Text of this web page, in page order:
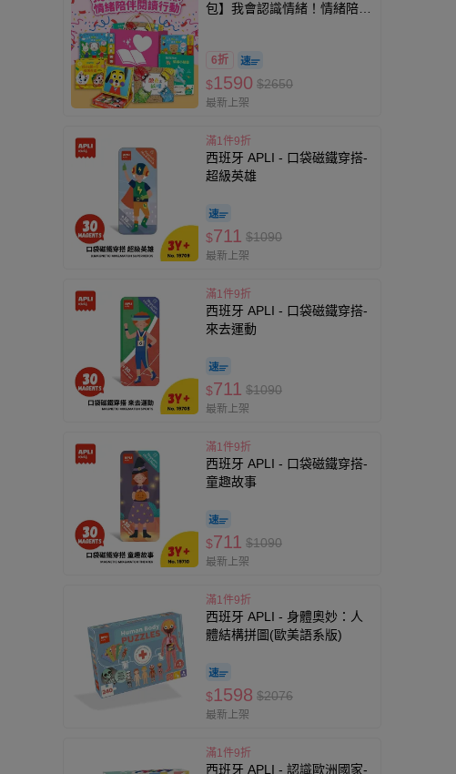
包】我會認識情緒！情緒陪伴
6折
$1590 $2650
最新上架
滿1件9折
西班牙 APLI - 口袋磁鐵穿搭-
超級英雄
$711 $1090
最新上架
滿1件9折
西班牙 APLI - 口袋磁鐵穿搭-
來去運動
$711 $1090
最新上架
滿1件9折
西班牙 APLI - 口袋磁鐵穿搭-
童趣故事
$711 $1090
最新上架
滿1件9折
西班牙 APLI - 身體奧妙：人
體結構拼圖(歐美語系版)
$1598 $2076
最新上架
滿1件9折
西班牙 APLI - 認識歐洲國家-